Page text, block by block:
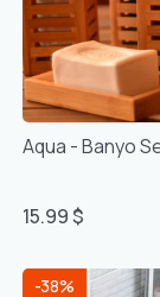
Aqua - Banyo
15.99 $
-38%